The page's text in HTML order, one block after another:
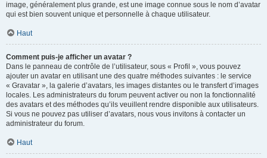
image, généralement plus grande, est une image connue sous le nom d’avatar
qui est bien souvent unique et personnelle à chaque utilisateur.
Haut
Comment puis-je afficher un avatar ?
Dans le panneau de contrôle de l’utilisateur, sous « Profil », vous pouvez
ajouter un avatar en utilisant une des quatre méthodes suivantes : le service
« Gravatar », la galerie d’avatars, les images distantes ou le transfert d’images
locales. Les administrateurs du forum peuvent activer ou non la fonctionnalité
des avatars et des méthodes qu’ils veuillent rendre disponible aux utilisateurs.
Si vous ne pouvez pas utiliser d’avatars, nous vous invitons à contacter un
administrateur du forum.
Haut